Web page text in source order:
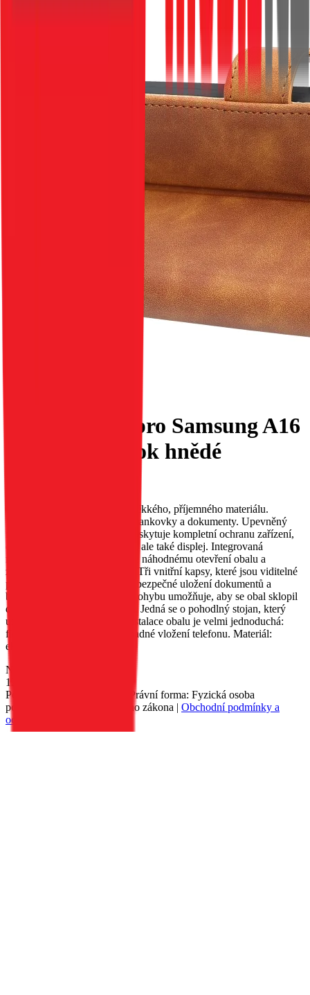
Flip pouzdro pro Samsung A16
5G Tender Book hnědé
Obal TENDER. Vyroben z měkkého, příjemného materiálu.
Vybavený třemi kapsami pro bankovky a dokumenty. Upevněný
magnetem. Obal TENDER poskytuje kompletní ochranu zařízení,
chrání nejen jeho zadní stranu, ale také displej. Integrovaná
magnetická západka zabraňuje náhodnému otevření obalu a
zajišťuje bezpečnost telefonu. Tři vnitřní kapsy, které jsou viditelné
po otevření klopky, umožňují bezpečné uložení dokumentů a
bankovek. Perforace v oblasti ohybu umožňuje, aby se obal sklopil
do polohy stojanu pro televizi. Jedná se o pohodlný stojan, který
usnadňuje sledování filmů. Instalace obalu je velmi jednoduchá:
flexibilní vložka umožňuje snadné vložení telefonu. Materiál:
ekologická kůže.
Nedostupné
129 Kč
Petr Matyáš, IČ: 00705331, Právní forma: Fyzická osoba
podnikající dle živnostenského zákona | Obchodní podmínky a
ochrana osobních údajů